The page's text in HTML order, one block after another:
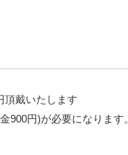
頂戴いたします
900円)が必要になります。